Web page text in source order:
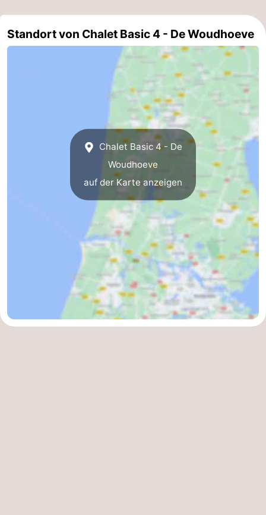
Standort von Chalet Basic 4 - De Woudhoeve
Chalet Basic 4 - De
Woudhoeve
auf der Karte anzeigen